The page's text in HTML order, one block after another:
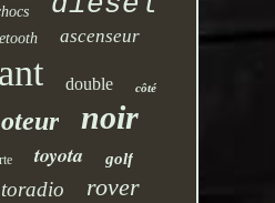
ascenseur
double côté
noir
toyota golf
rover